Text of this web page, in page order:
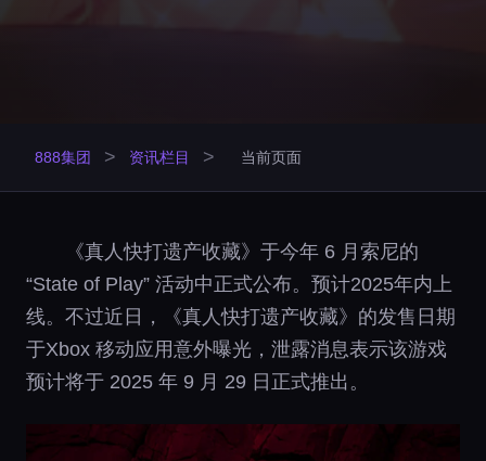
888集团 > 资讯栏目 > 当前页面
《真人快打遗产收藏》于今年 6 月索尼的
“State of Play” 活动中正式公布。预计2025年内上
线。不过近日，《真人快打遗产收藏》的发售日期
于Xbox 移动应用意外曝光，泄露消息表示该游戏
预计将于 2025 年 9 月 29 日正式推出。